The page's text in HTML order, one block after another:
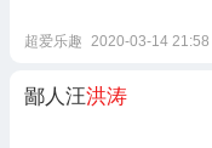
超爱乐趣 2020-03-14 21:58
鄙人汪洪涛